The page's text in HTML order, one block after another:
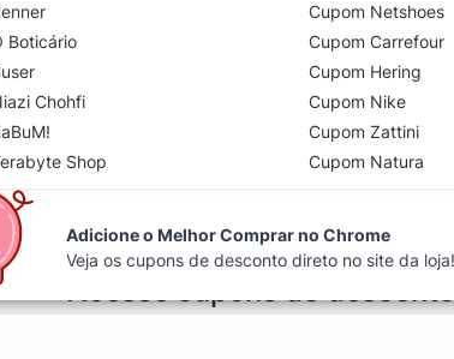
Boticário
Chohfi
Shop
Cupom Netshoes
Cupom Carrefour
Cupom Hering
Cupom Nike
Cupom Zattini
Cupom Natura
Acesse cupons de
Adicione o Melhor Comprar no Chrome
Veja os cupons de desconto direto no site da loja!